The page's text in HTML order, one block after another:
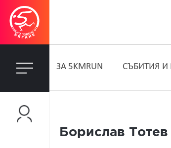
ЗA 5KMRUN СЪБИТИЯ И
Борислав Тотев